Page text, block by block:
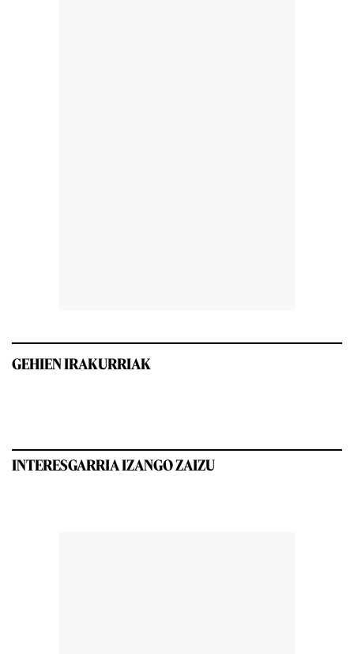
GEHIEN IRAKURRIAK
INTERESGARRIA IZANGO ZAIZU